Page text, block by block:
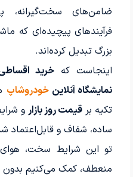
ضامن‌های سخت‌گیرانه،
فرآیندهای پیچیده‌ای که
بزرگ تبدیل کرده‌اند.
اینجاست کهخرید اقساطی پژو 405
نمایشگاه آنلاینخودروشاپ
تکیه بر قیمت روز بازارو
ساده، شفاف و قابل‌اعتماد
تو این شرایط سخت،
منعطف، کمک می‌کنیم بدون